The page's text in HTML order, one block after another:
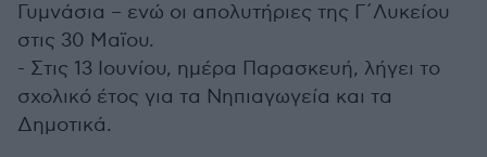
Γυμνάσια – ενώ οι απολυτήριες της Γ΄Λυκείου
στις 30 Μαϊου.
- Στις 13 Ιουνίου, ημέρα Παρασκευή, λήγει το
σχολικό έτος για τα Νηπιαγωγεία και τα
Δημοτικά.